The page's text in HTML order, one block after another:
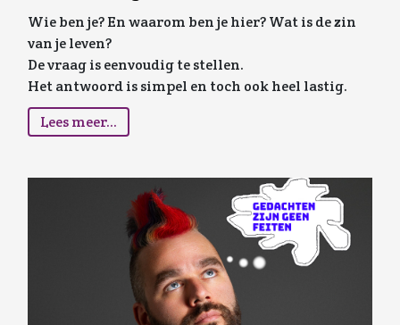
Wie ben je? En waarom ben je hier? Wat is de zin
van je leven?
De vraag is eenvoudig te stellen.
Het antwoord is simpel en toch ook heel lastig.
Lees meer...